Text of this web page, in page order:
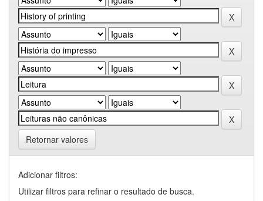
Retornar valores
Adicionar filtros:
Utilizar filtros para refinar o resultado de busca.